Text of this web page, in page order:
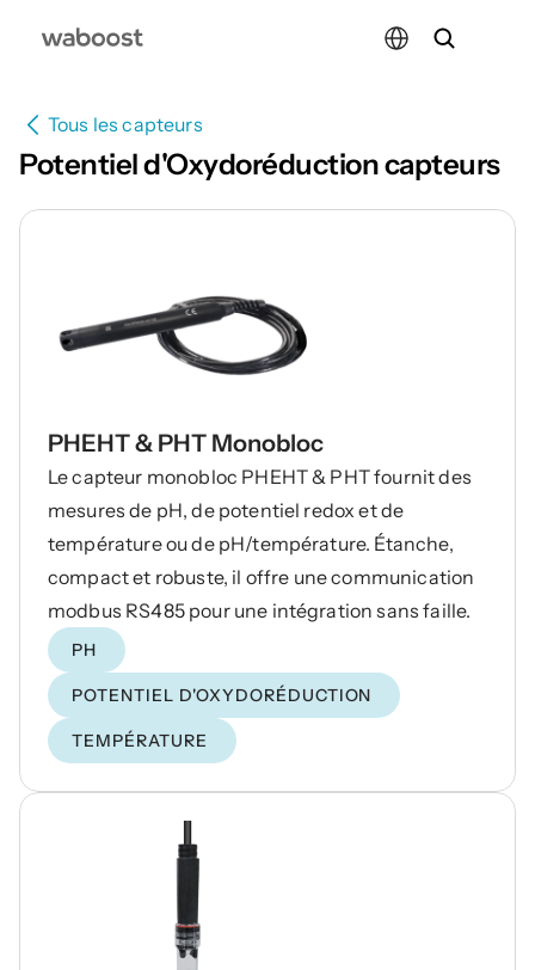
Tous les capteurs
Potentiel d'Oxydoréduction capteurs
PHEHT & PHT Monobloc
Le capteur monobloc PHEHT & PHT fournit des
mesures de pH, de potentiel redox et de
température ou de pH/température. Étanche,
compact et robuste, il offre une communication
modbus RS485 pour une intégration sans faille.
PH
POTENTIEL D'OXYDORÉDUCTION
TEMPÉRATURE